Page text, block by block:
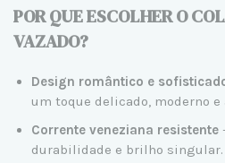
POR QUE ESCOLHER O
VAZADO?
Design romântico e
um toque delicado, moderno
Corrente veneziana resistente
durabilidade e brilho singular.